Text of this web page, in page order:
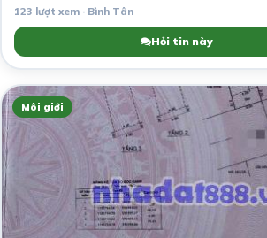
123 lượt xem · Bình Tân
Hỏi tin này
Môi giới